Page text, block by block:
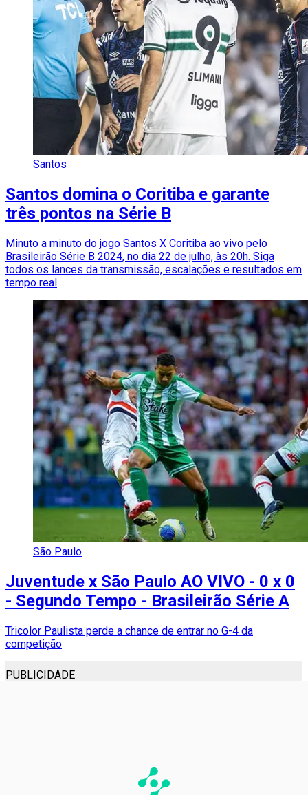
Santos
Santos domina o Coritiba e garante
três pontos na Série B
Minuto a minuto do jogo Santos X Coritiba ao vivo pelo
Brasileirão Série B 2024, no dia 22 de julho, às 20h. Siga
todos os lances da transmissão, escalações e resultados em
tempo real
São Paulo
Juventude x São Paulo AO VIVO - 0 x 0
- Segundo Tempo - Brasileirão Série A
Tricolor Paulista perde a chance de entrar no G-4 da
competição
PUBLICIDADE